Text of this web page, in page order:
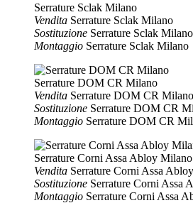
Serrature Sclak Milano
Vendita Serrature Sclak Milano
Sostituzione Serrature Sclak Milano
Montaggio Serrature Sclak Milano
Serrature DOM CR Milano
Vendita Serrature DOM CR Milano
Sostituzione Serrature DOM CR
Montaggio Serrature DOM CR
Serrature Corni Assa Abloy Milano
Vendita Serrature Corni Assa
Sostituzione Serrature Corni Assa
Montaggio Serrature Corni Assa